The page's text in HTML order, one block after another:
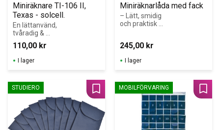
Miniräknare TI-106 II,
Texas - solcell.
En lättanvänd,
tvåradig &
hållbar räknare
med de fyra
räknesätten för
grundskolan.
110,00 kr
I lager
Miniräknarlåda med fack
– Lätt, smidig
och praktisk
–
skumgummi för
245,00 kr
I lager
STUDIERO
Lägg till i favoriter
MOBILFÖRVARING